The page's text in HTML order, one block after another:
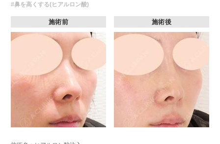
#鼻を高くする(ヒアルロン酸)
施術前 施術後